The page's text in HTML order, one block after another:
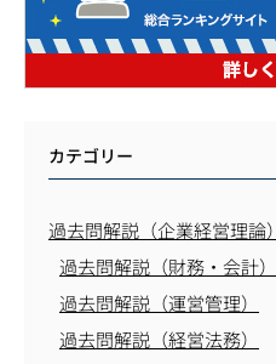
カテゴリー
過去問解説（企業経営理論）
過去問解説（財務・会計）
過去問解説（運営管理）
過去問解説（経営法務）